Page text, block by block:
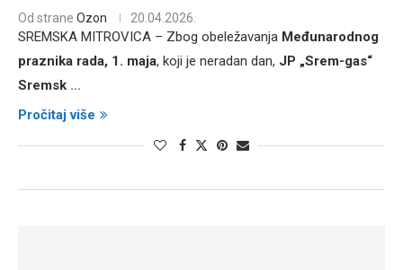
Od strane Ozon 20.04.2026.
SREMSKA MITROVICA – Zbog obeležavanja Međunarodnog
praznika rada, 1. maja, koji je neradan dan, JP „Srem-gas“
Sremsk ...
Pročitaj više